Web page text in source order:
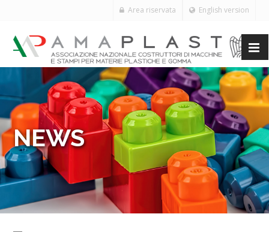
English version
Area riservata
NEWS